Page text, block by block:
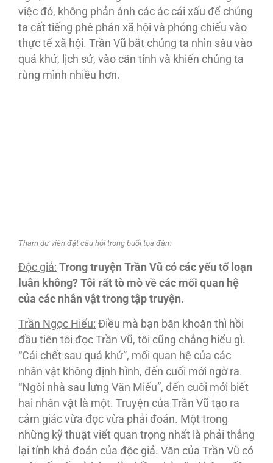
việc đó, không phản ánh các ác cái xấu để chúng
ta cất tiếng phê phán xã hội và phóng chiếu vào
thực tế xã hội. Trần Vũ bắt chúng ta nhìn sâu vào
quá khứ, lịch sử, vào căn tính và khiến chúng ta
rùng mình nhiều hơn.
Tham dự viên đặt câu hỏi trong buổi tọa đàm
Độc giả: Trong truyện Trần Vũ có các yếu tố loạn
luân không? Tôi rất tò mò về các mối quan hệ
của các nhân vật trong tập truyện.
Trần Ngọc Hiếu: Ðiều mà bạn băn khoăn thì hồi
đầu tiên tôi đọc Trần Vũ, tôi cũng chẳng hiểu gì.
“Cái chết sau quá khứ”, mối quan hệ của các
nhân vật không định hình, đến cuối mới ngờ ra.
“Ngôi nhà sau lưng Văn Miếu”, đến cuối mới biết
hai nhân vật là một. Truyện của Trần Vũ tạo ra
cảm giác vừa đọc vừa phải đoán. Một trong
những kỹ thuật viết quan trọng nhất là phải thắng
lại tính khả đoán của độc giả. Văn của Trần Vũ có